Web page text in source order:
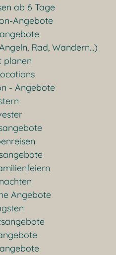
ab 6 Tage
Angebote
Rad, Wandern...)
planen
- Angebote
Angebote